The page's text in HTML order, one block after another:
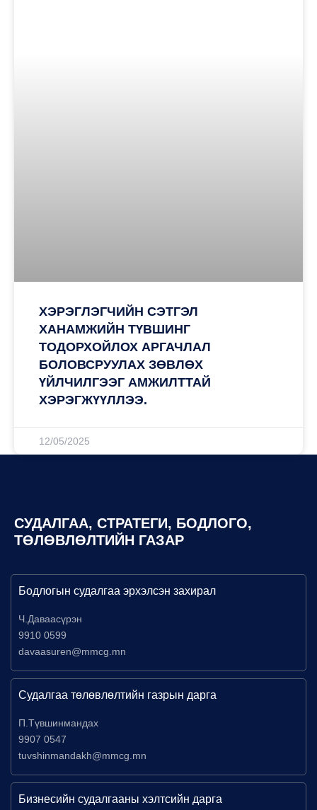
ХЭРЭГЛЭГЧИЙН СЭТГЭЛ
ХАНАМЖИЙН ТҮВШИНГ
ТОДОРХОЙЛОХ АРГАЧЛАЛ
БОЛОВСРУУЛАХ ЗӨВЛӨХ
ҮЙЛЧИЛГЭЭГ АМЖИЛТТАЙ
ХЭРЭГЖҮҮЛЛЭЭ.
12/05/2025
СУДАЛГАА, СТРАТЕГИ, БОДЛОГО,
ТӨЛӨВЛӨЛТИЙН ГАЗАР
Бодлогын судалгаа эрхэлсэн захирал
Ч.Даваасүрэн
9910 0599
davaasuren@mmcg.mn
Судалгаа төлөвлөлтийн газрын дарга
П.Түвшинмандах
9907 0547
tuvshinmandakh@mmcg.mn
Бизнесийн судалгааны хэлтсийн дарга